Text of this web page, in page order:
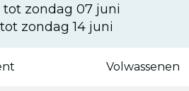
zondag 07 juni
zondag 14 juni
Volwassenen